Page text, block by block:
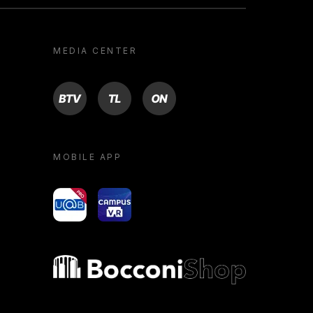
MEDIA CENTER
BTV TL ON
MOBILE APP
yoU@B Campus VR
Bocconi shop